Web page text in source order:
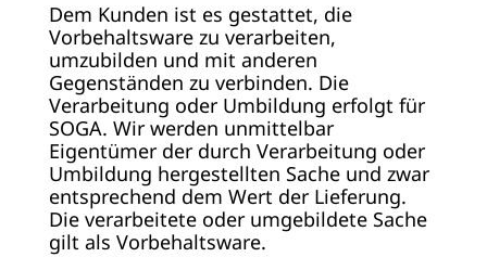
Dem Kunden ist es gestattet, die
Vorbehaltsware zu verarbeiten,
umzubilden und mit anderen
Gegenständen zu verbinden. Die
Verarbeitung oder Umbildung erfolgt für
SOGA. Wir werden unmittelbar
Eigentümer der durch Verarbeitung oder
Umbildung hergestellten Sache und zwar
entsprechend dem Wert der Lieferung.
Die verarbeitete oder umgebildete Sache
gilt als Vorbehaltsware.